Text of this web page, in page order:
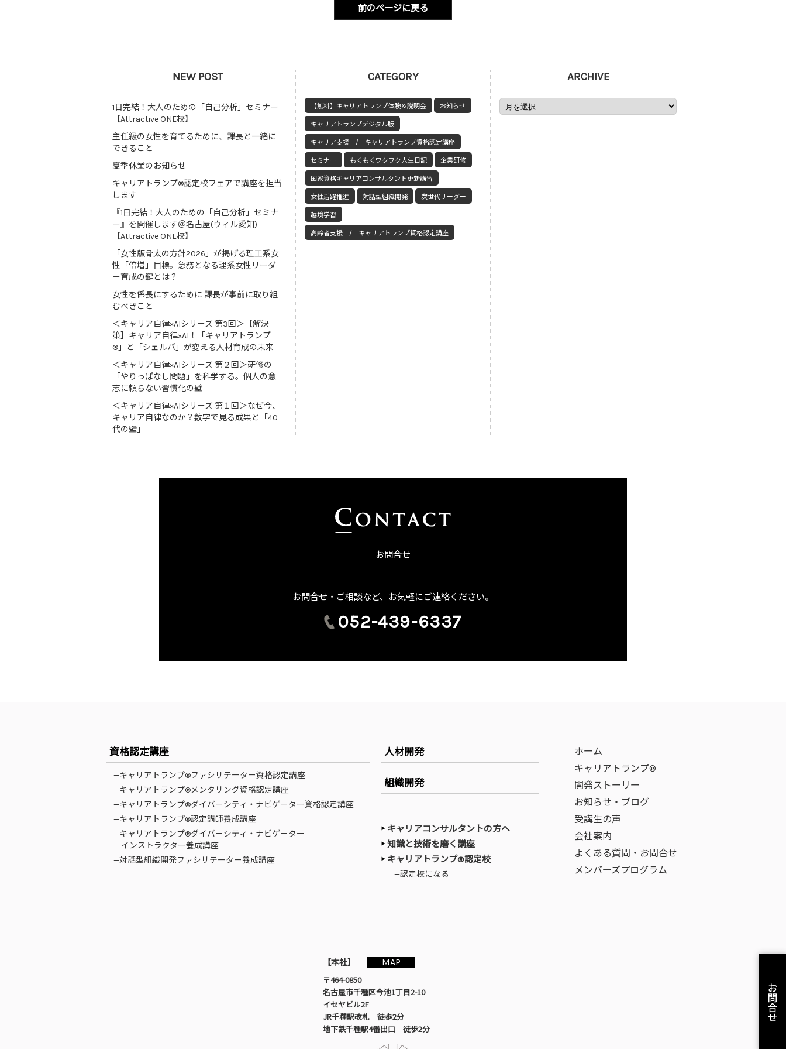
前のページに戻る
NEW POST
1日完結！大人のための「自己分析」セミナー
【Attractive ONE校】
主任級の女性を育てるために、課長と一緒に
できること
夏季休業のお知らせ
キャリアトランプ®認定校フェアで講座を担当
します
『1日完結！大人のための「自己分析」セミナ
ー』を開催します＠名古屋(ウィル愛知)
【Attractive ONE校】
「女性版骨太の方針2026」が掲げる理工系女
性「倍増」目標。急務となる理系女性リーダ
ー育成の鍵とは？
女性を係長にするために 課長が事前に取り組
むべきこと
＜キャリア自律×AIシリーズ 第3回＞【解決
策】キャリア自律×AI！「キャリアトランプ
®」と「シェルパ」が変える人材育成の未来
＜キャリア自律×AIシリーズ 第２回＞研修の
「やりっぱなし問題」を科学する。個人の意
志に頼らない習慣化の壁
＜キャリア自律×AIシリーズ 第１回＞なぜ今、
キャリア自律なのか？数字で見る成果と「40
代の壁」
CATEGORY
【無料】キャリアトランプ体験＆説明会 お知らせ
キャリアトランプデジタル版
キャリア支援 / キャリアトランプ資格認定講座
セミナー もくもくワクワク人生日記 企業研修
国家資格キャリアコンサルタント更新講習
女性活躍推進 対話型組織開発 次世代リーダー
越境学習
高齢者支援 / キャリアトランプ資格認定講座
ARCHIVE
お問合せ
お問合せ・ご相談など、お気軽にご連絡ください。
052-439-6337
資格認定講座
—キャリアトランプ®ファシリテーター資格認定講座
—キャリアトランプ®メンタリング資格認定講座
—キャリアトランプ®ダイバーシティ・ナビゲーター資格認定講座
—キャリアトランプ®認定講師養成講座
—キャリアトランプ®ダイバーシティ・ナビゲーター
インストラクター養成講座
—対話型組織開発ファシリテーター養成講座
人材開発
組織開発
キャリアコンサルタントの方へ
知識と技術を磨く講座
キャリアトランプ®認定校
—認定校になる
ホーム
キャリアトランプ®
開発ストーリー
お知らせ・ブログ
受講生の声
会社案内
よくある質問・お問合せ
メンバーズプログラム
【本社】
MAP
〒464-0850
名古屋市千種区今池1丁目2-10
イセヤビル2F
JR千種駅改札 徒歩2分
地下鉄千種駅4番出口 徒歩2分